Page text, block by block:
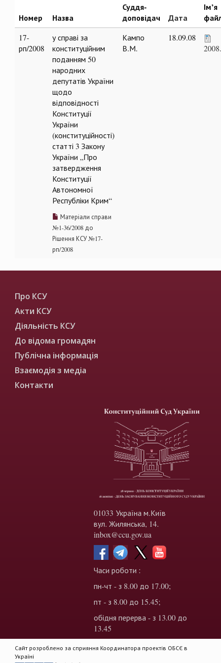
Номер Назва
Суддя-
доповідач
Дата
Ім’я
17-
рп/2008
у справі за
конституційним
поданням 50
народних
депутатів України
щодо
відповідності
Конституції
України
(конституційності)
статті 3 Закону
України „Про
затвердження
Конституції
Автономної
Республіки Крим“
Матеріали справи
№1-36/2008 до
Рішення КСУ №17-
рп/2008
Кампо
В.М.
18.09.08
Про КСУ
Акти КСУ
Діяльність КСУ
До відома громадян
Публічна інформація
Взаємодія з медіа
Контакти
01033 Україна м.Київ
вул. Жилянська, 14.
inbox@ccu.gov.ua
Часи роботи :
пн-чт - з 8.00 до 17.00;
пт - з 8.00 до 15.45;
обідня перерва - з 13.00 до
13.45
Сайт розроблено за сприяння Координатора проектів ОБСЄ в
Україні